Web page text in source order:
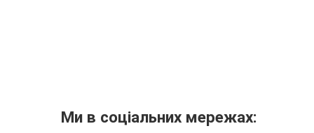
Ми в соціальних мережах: